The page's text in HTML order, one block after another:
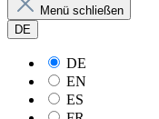
Menü schließen
DE
DE
EN
ES